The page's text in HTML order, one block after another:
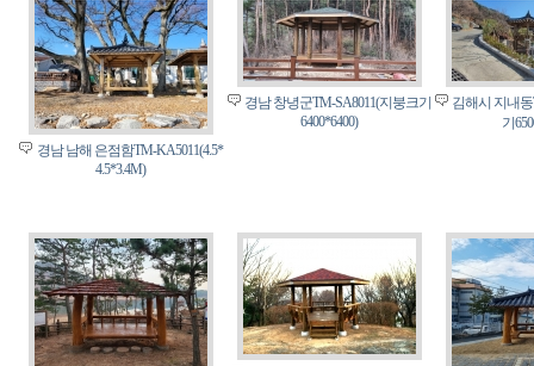
경남 남해 은점함TM-KA5011(4.5*
4.5*3.4M)
경남 창녕군TM-SA8011(지붕크기
6400*6400)
김해시 지내
기